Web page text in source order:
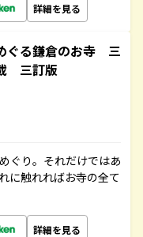
詳細を見る
ぐる鎌倉のお寺 三
三訂版
ぐり。それだけではあ
に触れればお寺の全て
詳細を見る